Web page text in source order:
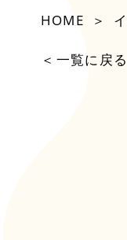
HOME
一覧に戻る